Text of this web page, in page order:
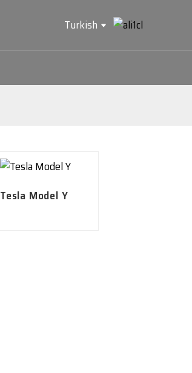
Turkish
Tesla Model Y